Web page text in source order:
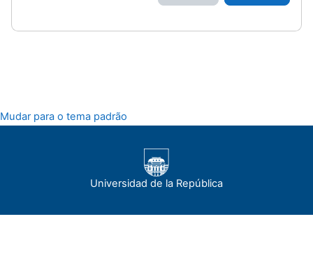
Mudar para o tema padrão
Universidad de la República